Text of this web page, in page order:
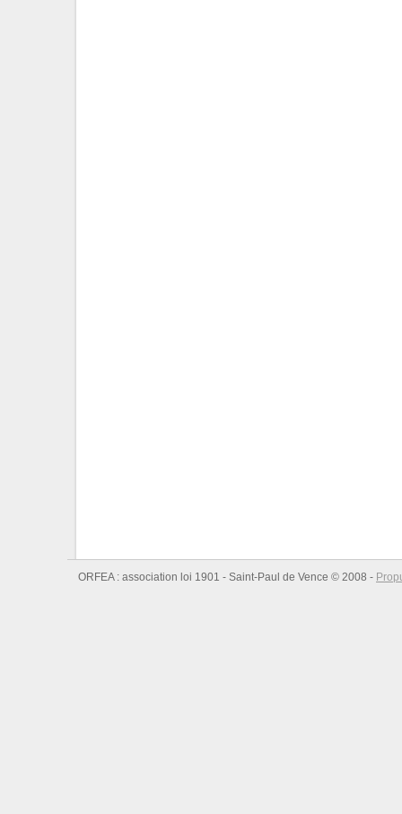
ORFEA : association loi 1901 - Saint-Paul de Vence © 2008 -